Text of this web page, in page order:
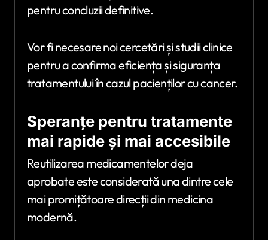
pentru concluzii definitive.
Vor fi necesare noi cercetări și studii clinice
pentru a confirma eficiența și siguranța
tratamentului în cazul pacienților cu cancer.
Speranțe pentru tratamente
mai rapide și mai accesibile
Reutilizarea medicamentelor deja
aprobate este considerată una dintre cele
mai promițătoare direcții din medicina
modernă.